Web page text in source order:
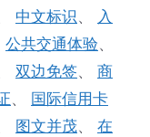
中文标识、 入
公共交通体验、
双边免签、 商
、 国际信用卡
图文并茂、 在